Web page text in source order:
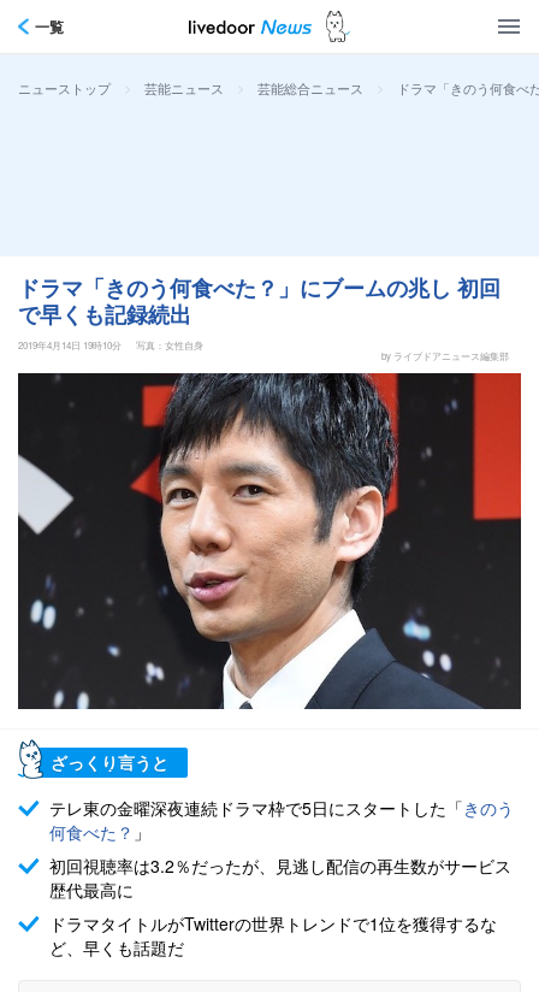
一覧
ニューストップ > 芸能ニュース > 芸能総合ニュース > ドラマ「きのう何食べ
ドラマ「きのう何食べた？」にブームの兆し 初回
で早くも記録続出
2019年4月14日 19時10分
写真：女性自身
by ライブドアニュース編集部
ざっくり言うと
テレ東の金曜深夜連続ドラマ枠で5日にスタートした「きのう
何食べた？ 」
初回視聴率は3.2％だったが、見逃し配信の再生数がサービス
歴代最高に
ドラマタイトルがTwitterの世界トレンドで1位を獲得するな
ど、早くも話題だ